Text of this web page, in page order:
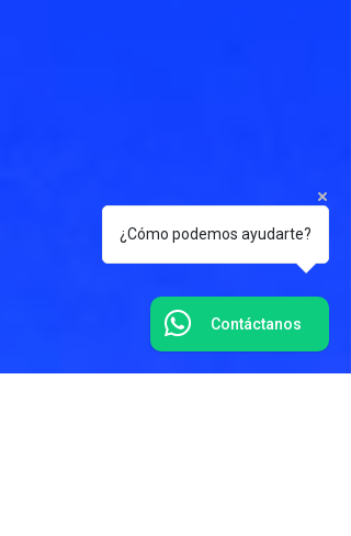
¿Cómo podemos ayudarte?
Contáctanos